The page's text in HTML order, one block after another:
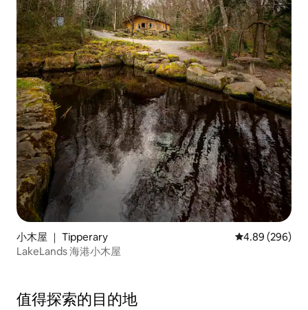
小木屋 ｜ Tipperary 平均评分 4.89
4.89 (296)
LakeLands 海港小木屋
值得探索的目的地